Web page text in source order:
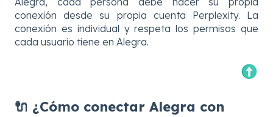
conexión desde su propia cuenta Perplexity. La
conexión es individual y respeta los permisos que
cada usuario tiene en Alegra.
🔌 ¿Cómo conectar Alegra con